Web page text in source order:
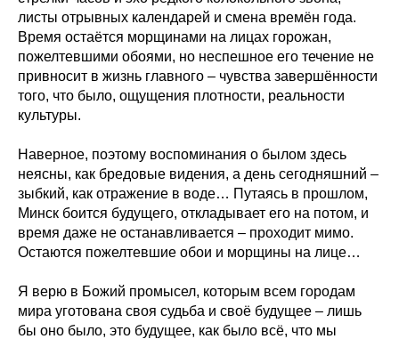
листы отрывных календарей и смена времён года.
Время остаётся морщинами на лицах горожан,
пожелтевшими обоями, но неспешное его течение не
привносит в жизнь главного – чувства завершённости
того, что было, ощущения плотности, реальности
культуры.
Наверное, поэтому воспоминания о былом здесь
неясны, как бредовые видения, а день сегодняшний –
зыбкий, как отражение в воде… Путаясь в прошлом,
Минск боится будущего, откладывает его на потом, и
время даже не останавливается – проходит мимо.
Остаются пожелтевшие обои и морщины на лице…
Я верю в Божий промысел, которым всем городам
мира уготована своя судьба и своё будущее – лишь
бы оно было, это будущее, как было всё, что мы